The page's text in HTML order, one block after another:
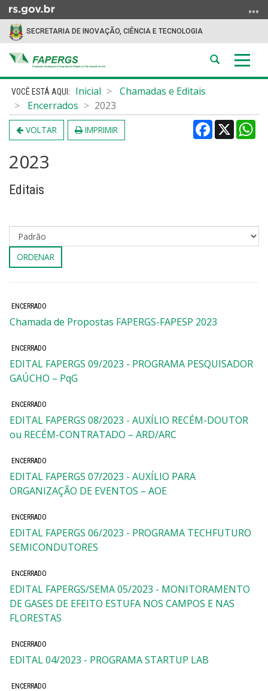
para
conteúdo
para
menu
para
busca
SECRETARIA DE INOVAÇÃO, CIÊNCIA E TECNOLOGIA
a
Abrir
a
Início
conteúdo
Inicial
Chamadas e Editais
Encerrados
2023
VOLTAR IMPRIMIR Facebook
X
2023
Editais
ORDENAR
ENCERRADO
Chamada de Propostas FAPERGS-FAPESP 2023
ENCERRADO
EDITAL FAPERGS 09/2023 - PROGRAMA PESQUISADOR
GAÚCHO – PqG
ENCERRADO
EDITAL FAPERGS 08/2023 - AUXÍLIO RECÉM-DOUTOR
ou RECÉM-CONTRATADO – ARD/ARC
ENCERRADO
EDITAL FAPERGS 07/2023 - AUXÍLIO PARA
ORGANIZAÇÃO DE EVENTOS – AOE
ENCERRADO
EDITAL FAPERGS 06/2023 - PROGRAMA TECHFUTURO
SEMICONDUTORES
ENCERRADO
EDITAL FAPERGS/SEMA 05/2023 - MONITORAMENTO
DE GASES DE EFEITO ESTUFA NOS CAMPOS E NAS
FLORESTAS
ENCERRADO
EDITAL 04/2023 - PROGRAMA STARTUP LAB
ENCERRADO